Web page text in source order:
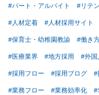
#パート・アルバイト
#リテ
#人材定着
#人材採用サイト
#保育士・幼稚園教諭
#働き
#医療業界
#地方採用 #外国
#採用フロー
#採用ブログ #
#業務フロー
#業務効率化 #